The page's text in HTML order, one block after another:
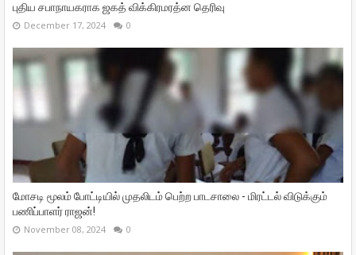
புதிய சபாநாயகராக ஜகத் விக்கிரமரத்ன தெரிவு
December 17, 2024 0
மோசடி மூலம் போட்டியில் முதலிடம் பெற்ற பாடசாலை - மிரட்டல் விடுக்கும்
பணிப்பாளர் ராஜன்!
November 08, 2024 0